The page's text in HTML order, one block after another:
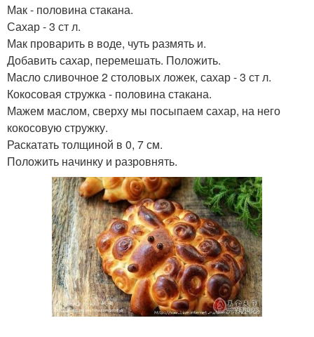
Мак - половина стакана.
Сахар - 3 ст л.
Мак проварить в воде, чуть размять и.
Добавить сахар, перемешать. Положить.
Масло сливочное 2 столовых ложек, сахар - 3 ст л.
Кокосовая стружка - половина стакана.
Мажем маслом, сверху мы посыпаем сахар, на него
кокосовую стружку.
Раскатать толщиной в 0, 7 см.
Положить начинку и разровнять.